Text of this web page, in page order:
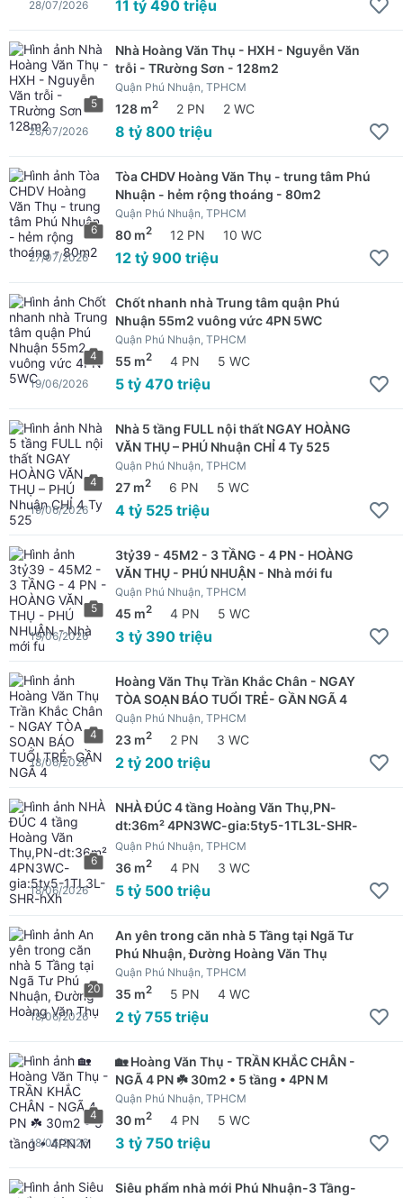
11 tỷ 490 triệu
28/07/2026
5
Nhà Hoàng Văn Thụ - HXH - Nguyễn Văn
trỗi - TRường Sơn - 128m2
Quận Phú Nhuận, TPHCM
128 m2 2 PN 2 WC
8 tỷ 800 triệu
28/07/2026
6
Tòa CHDV Hoàng Văn Thụ - trung tâm Phú
Nhuận - hẻm rộng thoáng - 80m2
Quận Phú Nhuận, TPHCM
80 m2 12 PN 10 WC
12 tỷ 900 triệu
27/07/2026
4
Chốt nhanh nhà Trung tâm quận Phú
Nhuận 55m2 vuông vức 4PN 5WC
Quận Phú Nhuận, TPHCM
55 m2 4 PN 5 WC
5 tỷ 470 triệu
19/06/2026
4
Nhà 5 tầng FULL nội thất NGAY HOÀNG
VĂN THỤ – PHÚ Nhuận CHỈ 4 Ty 525
Quận Phú Nhuận, TPHCM
27 m2 6 PN 5 WC
4 tỷ 525 triệu
19/06/2026
5
3tỷ39 - 45M2 - 3 TẦNG - 4 PN - HOÀNG
VĂN THỤ - PHÚ NHUẬN - Nhà mới fu
Quận Phú Nhuận, TPHCM
45 m2 4 PN 5 WC
3 tỷ 390 triệu
19/06/2026
4
Hoàng Văn Thụ Trần Khắc Chân - NGAY
TÒA SOẠN BÁO TUỔI TRẺ- GẦN NGÃ 4
Quận Phú Nhuận, TPHCM
23 m2 2 PN 3 WC
2 tỷ 200 triệu
18/06/2026
6
NHÀ ĐÚC 4 tầng Hoàng Văn Thụ,PN-
dt:36m² 4PN3WC-gia:5ty5-1TL3L-SHR-
hXh
Quận Phú Nhuận, TPHCM
36 m2 4 PN 3 WC
5 tỷ 500 triệu
18/06/2026
20
An yên trong căn nhà 5 Tầng tại Ngã Tư
Phú Nhuận, Đường Hoàng Văn Thụ
Quận Phú Nhuận, TPHCM
35 m2 5 PN 4 WC
2 tỷ 755 triệu
18/06/2026
4
🏡 Hoàng Văn Thụ - TRẦN KHẮC CHÂN -
NGÃ 4 PN ☘️ 30m2 • 5 tầng • 4PN M
Quận Phú Nhuận, TPHCM
30 m2 4 PN 5 WC
3 tỷ 750 triệu
18/06/2026
Siêu phẩm nhà mới Phú Nhuận-3 Tầng-